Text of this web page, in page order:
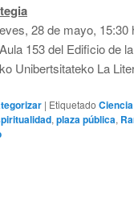
28 de mayo,
Aula 153 del Edificio de
Unibertsitateko La
| Etiquetado
, plaza pública,